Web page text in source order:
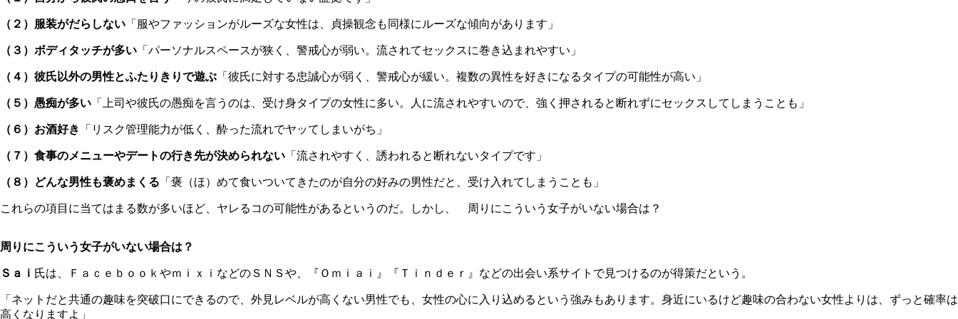
（２）服装がだらしない 「服やファッションがルーズな女性は、貞操観念も同様にルーズな傾向があります」
（３）ボディタッチが多い 「パーソナルスペースが狭く、警戒心が弱い。流されてセックスに巻き込まれやすい」
（４）彼氏以外の男性とふたりきりで遊ぶ 「彼氏に対する忠誠心が弱く、警戒心が緩い。複数の異性を好きになるタイプの可能性が高い」
（５）愚痴が多い 「上司や彼氏の愚痴を言うのは、受け身タイプの女性に多い。人に流されやすいので、強く押されると断れずにセックスしてしまうことも」
（６）お酒好き 「リスク管理能力が低く、酔った流れでヤッてしまいがち」
（７）食事のメニューやデートの行き先が決められない 「流されやすく、誘われると断れないタイプです」
（８）どんな男性も褒めまくる 「褒（ほ）めて食いついてきたのが自分の好みの男性だと、受け入れてしまうことも」
これらの項目に当てはまる数が多いほど、ヤレるコの可能性があるというのだ。しかし、 周りにこういう女子がいない場合は？
周りにこういう女子がいない場合は？
Ｓａｉ 氏は、ＦａｃｅｂｏｏｋやｍｉｘｉなどのＳＮＳや、『Ｏｍｉａｉ』『Ｔｉｎｄｅｒ』などの出会い系サイトで見つけるのが得策だという。
「ネットだと共通の趣味を突破口にできるので、外見レベルが高くない男性でも、女性の心に入り込めるという強みもあります。身近にいるけど趣味の合わない女性よりは、ずっと確率は
高くなりますよ」